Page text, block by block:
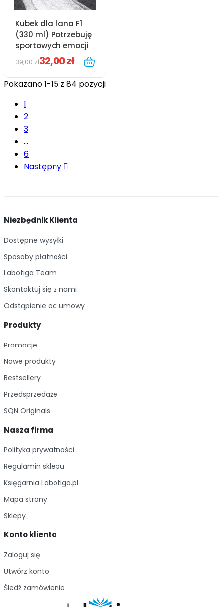
Kubek dla fana F1
(330 ml) Potrzebuję
sportowych emocji
39,00 zł32,00 zł
Pokazano 1-15 z 84 pozycji
1
2
3
…
6
Następny 
Niezbędnik Klienta
Dostępne wysyłki
Sposoby płatności
Labotiga Team
Skontaktuj się z nami
Odstąpienie od umowy
Produkty
Promocje
Nowe produkty
Bestsellery
Przedsprzedaże
SQN Originals
Nasza firma
Polityka prywatności
Regulamin sklepu
Księgarnia Labotiga.pl
Mapa strony
Sklepy
Konto klienta
Zaloguj się
Utwórz konto
Śledź zamówienie